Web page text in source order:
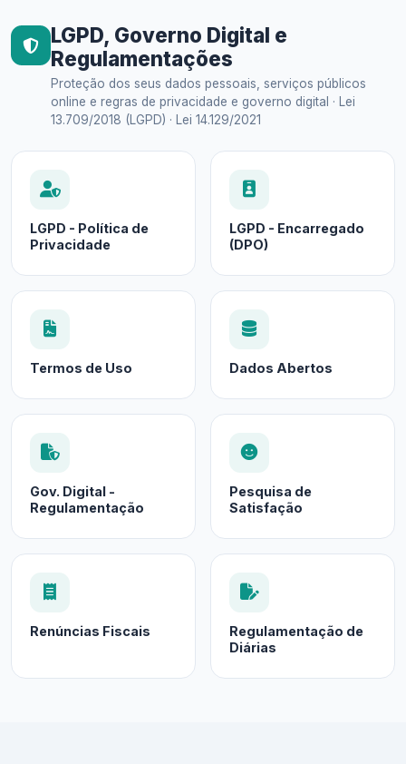
LGPD, Governo Digital e
Regulamentações
Proteção dos seus dados pessoais, serviços públicos
online e regras de privacidade e governo digital · Lei
13.709/2018 (LGPD) · Lei 14.129/2021
LGPD - Política de
Privacidade
LGPD - Encarregado
(DPO)
Termos de Uso Dados Abertos
Gov. Digital -
Regulamentação
Pesquisa de
Satisfação
Renúncias Fiscais
Regulamentação de
Diárias